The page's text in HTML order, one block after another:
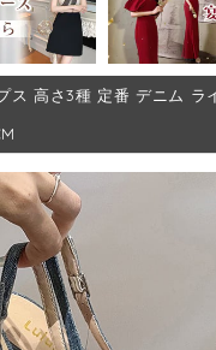
ス 高さ3種 定番 デニム ラ